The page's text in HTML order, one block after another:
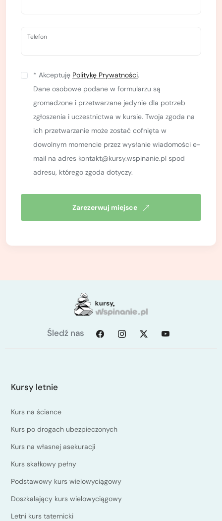
Telefon
* Akceptuję Politykę Prywatności.
Dane osobowe podane w formularzu są
gromadzone i przetwarzane jedynie dla potrzeb
zgłoszenia i uczestnictwa w kursie. Twoja zgoda na
ich przetwarzanie może zostać cofnięta w
dowolnym momencie przez wysłanie wiadomości e-
mail na adres kontakt@kursy.wspinanie.pl spod
adresu, którego zgoda dotyczy.
Zarezerwuj miejsce
Śledź nas
Kursy letnie
Kurs na ściance
Kurs po drogach ubezpieczonych
Kurs na własnej asekuracji
Kurs skałkowy pełny
Podstawowy kurs wielowyciągowy
Doszkalający kurs wielowyciągowy
Letni kurs taternicki